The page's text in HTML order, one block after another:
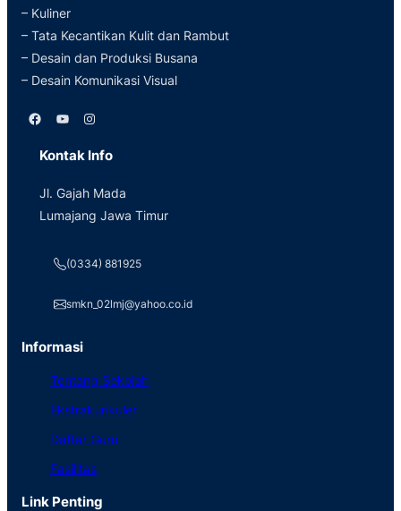
– Kuliner
– Tata Kecantikan Kulit dan Rambut
– Desain dan Produksi Busana
– Desain Komunikasi Visual
Facebook YouTube Instagram
Kontak Info
Jl. Gajah Mada
Lumajang Jawa Timur
(0334) 881925
smkn_02lmj@yahoo.co.id
Informasi
Tentang Sekolah
Ekstrakurikuler
Daftar Guru
Fasilitas
Link Penting